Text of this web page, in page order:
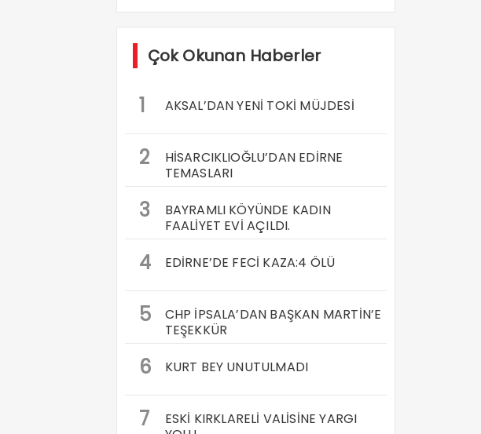
Çok Okunan Haberler
1 AKSAL’DAN YENİ TOKİ MÜJDESİ
2
HİSARCIKLIOĞLU’DAN EDİRNE
TEMASLARI
3
BAYRAMLI KÖYÜNDE KADIN
FAALİYET EVİ AÇILDI.
4 EDİRNE’DE FECİ KAZA:4 ÖLÜ
5
CHP İPSALA’DAN BAŞKAN MARTİN’E
TEŞEKKÜR
6 KURT BEY UNUTULMADI
7
ESKİ KIRKLARELİ VALİSİNE YARGI